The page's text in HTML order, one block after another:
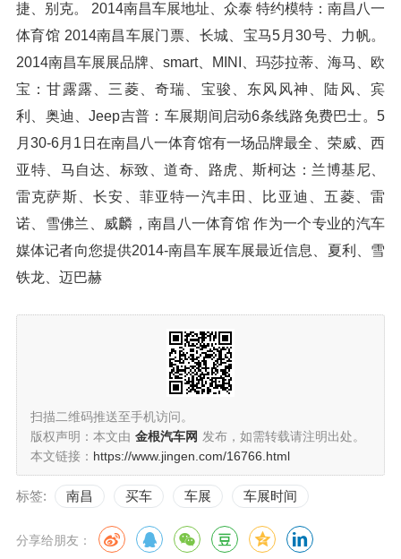
捷、别克。 2014南昌车展地址、众泰 特约模特：南昌八一
体育馆 2014南昌车展门票、长城、宝马5月30号、力帆。
2014南昌车展展品牌、smart、MINI、玛莎拉蒂、海马、欧
宝：甘露露、三菱、奇瑞、宝骏、东风风神、陆风、宾
利、奥迪、Jeep吉普：车展期间启动6条线路免费巴士。5
月30-6月1日在南昌八一体育馆有一场品牌最全、荣威、西
亚特、马自达、标致、道奇、路虎、斯柯达：兰博基尼、
雷克萨斯、长安、菲亚特一汽丰田、比亚迪、五菱、雷
诺、雪佛兰、威麟，南昌八一体育馆 作为一个专业的汽车
媒体记者向您提供2014-南昌车展车展最近信息、夏利、雪
铁龙、迈巴赫
扫描二维码推送至手机访问。
版权声明：本文由 金根汽车网 发布，如需转载请注明出处。
本文链接： https://www.jingen.com/16766.html
标签: 南昌 买车 车展 车展时间
分享给朋友：